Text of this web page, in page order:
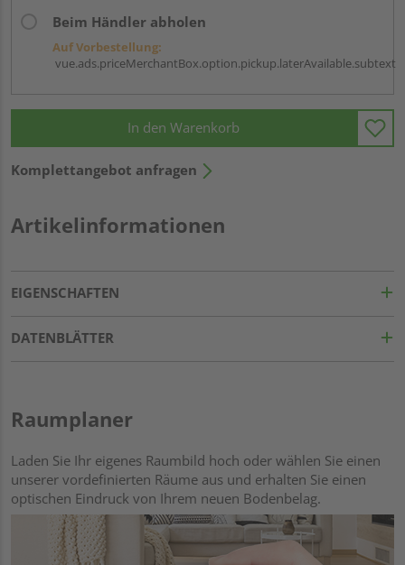
Beim Händler abholen
Auf Vorbestellung:
vue.ads.priceMerchantBox.option.pickup.laterAvailable.subtext
In den Warenkorb
Komplettangebot anfragen
Artikelinformationen
EIGENSCHAFTEN
DATENBLÄTTER
Raumplaner
Laden Sie Ihr eigenes Raumbild hoch oder wählen Sie einen
unserer vordefinierten Räume aus und erhalten Sie einen
optischen Eindruck von Ihrem neuen Bodenbelag.